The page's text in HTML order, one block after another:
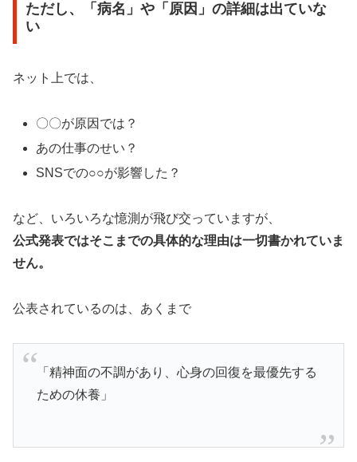
ただし、「病名」や「原因」の詳細は出ていな
い
ネット上では、
〇〇が原因では？
あの仕事のせい？
SNSでの○○が影響した？
など、いろいろな憶測が飛び交っていますが、
公式発表ではそこまでの具体的な理由は一切書かれていま
せん。
公表されているのは、あくまで
「精神面の不調があり、心身の回復を最優先する
ための休養」